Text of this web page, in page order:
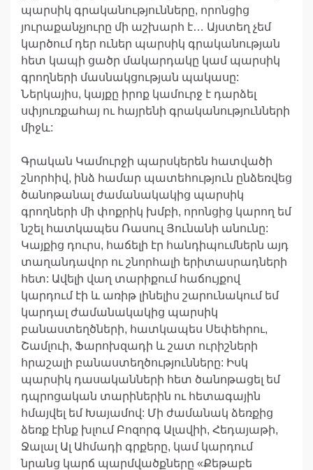
պարսիկ գրականությունները, որոնցից
յուրաքանչյուրը մի աշխարհ է… Այստեղ չեմ
կարծում դեր ուներ պարսիկ գրականության
հետ կապի ցածր մակարդակը կամ պարսիկ
գրողների մասնակցության պակասը:
Ներկայիս, կայքը իրոք կամուրջ է դարձել
սփյուռքահայ ու հայրենի գրականությունների
միջև:
Գրական Կամուրջի պարսկերեն հատվածի
շնորհիվ, ինձ համար պատեհություն ընձեռվեց
ծանոթանալ ժամանակակից պարսիկ
գրողների մի փոքրիկ խմբի, որոնցից կարող եմ
նշել հատկապես Ռասուլ Յունանի անունը:
Կայքից դուրս, հաճելի էր հանդիպումներն այդ
տաղանդավոր ու շնորհալի երիտասրադների
հետ: Ավելի վաղ տարիքում հաճույքով
կարդում էի և առիթ լինելիս շարունակում եմ
կարդալ ժամանակակից պարսիկ
բանաստեղծների, հատկապես Սեփեհրու,
Շամլուի, Ֆարոխզադի և շատ ուրիշների
հրաշալի բանաստեղծությունները: Իսկ
պարսիկ դասականների հետ ծանոթացել եմ
դպրոցական տարիներին ու հետագային
հմայվել եմ Խայամով: Մի ժամանակ ձեռքից
ձեռք էինք խլում Բոզորգ Ալավիի, Հեդայաթի,
Ջալալ Ալ Ահմադի գրքերը, կամ կարդում
նրանց կարճ պարմվածքները «Քեթաբե